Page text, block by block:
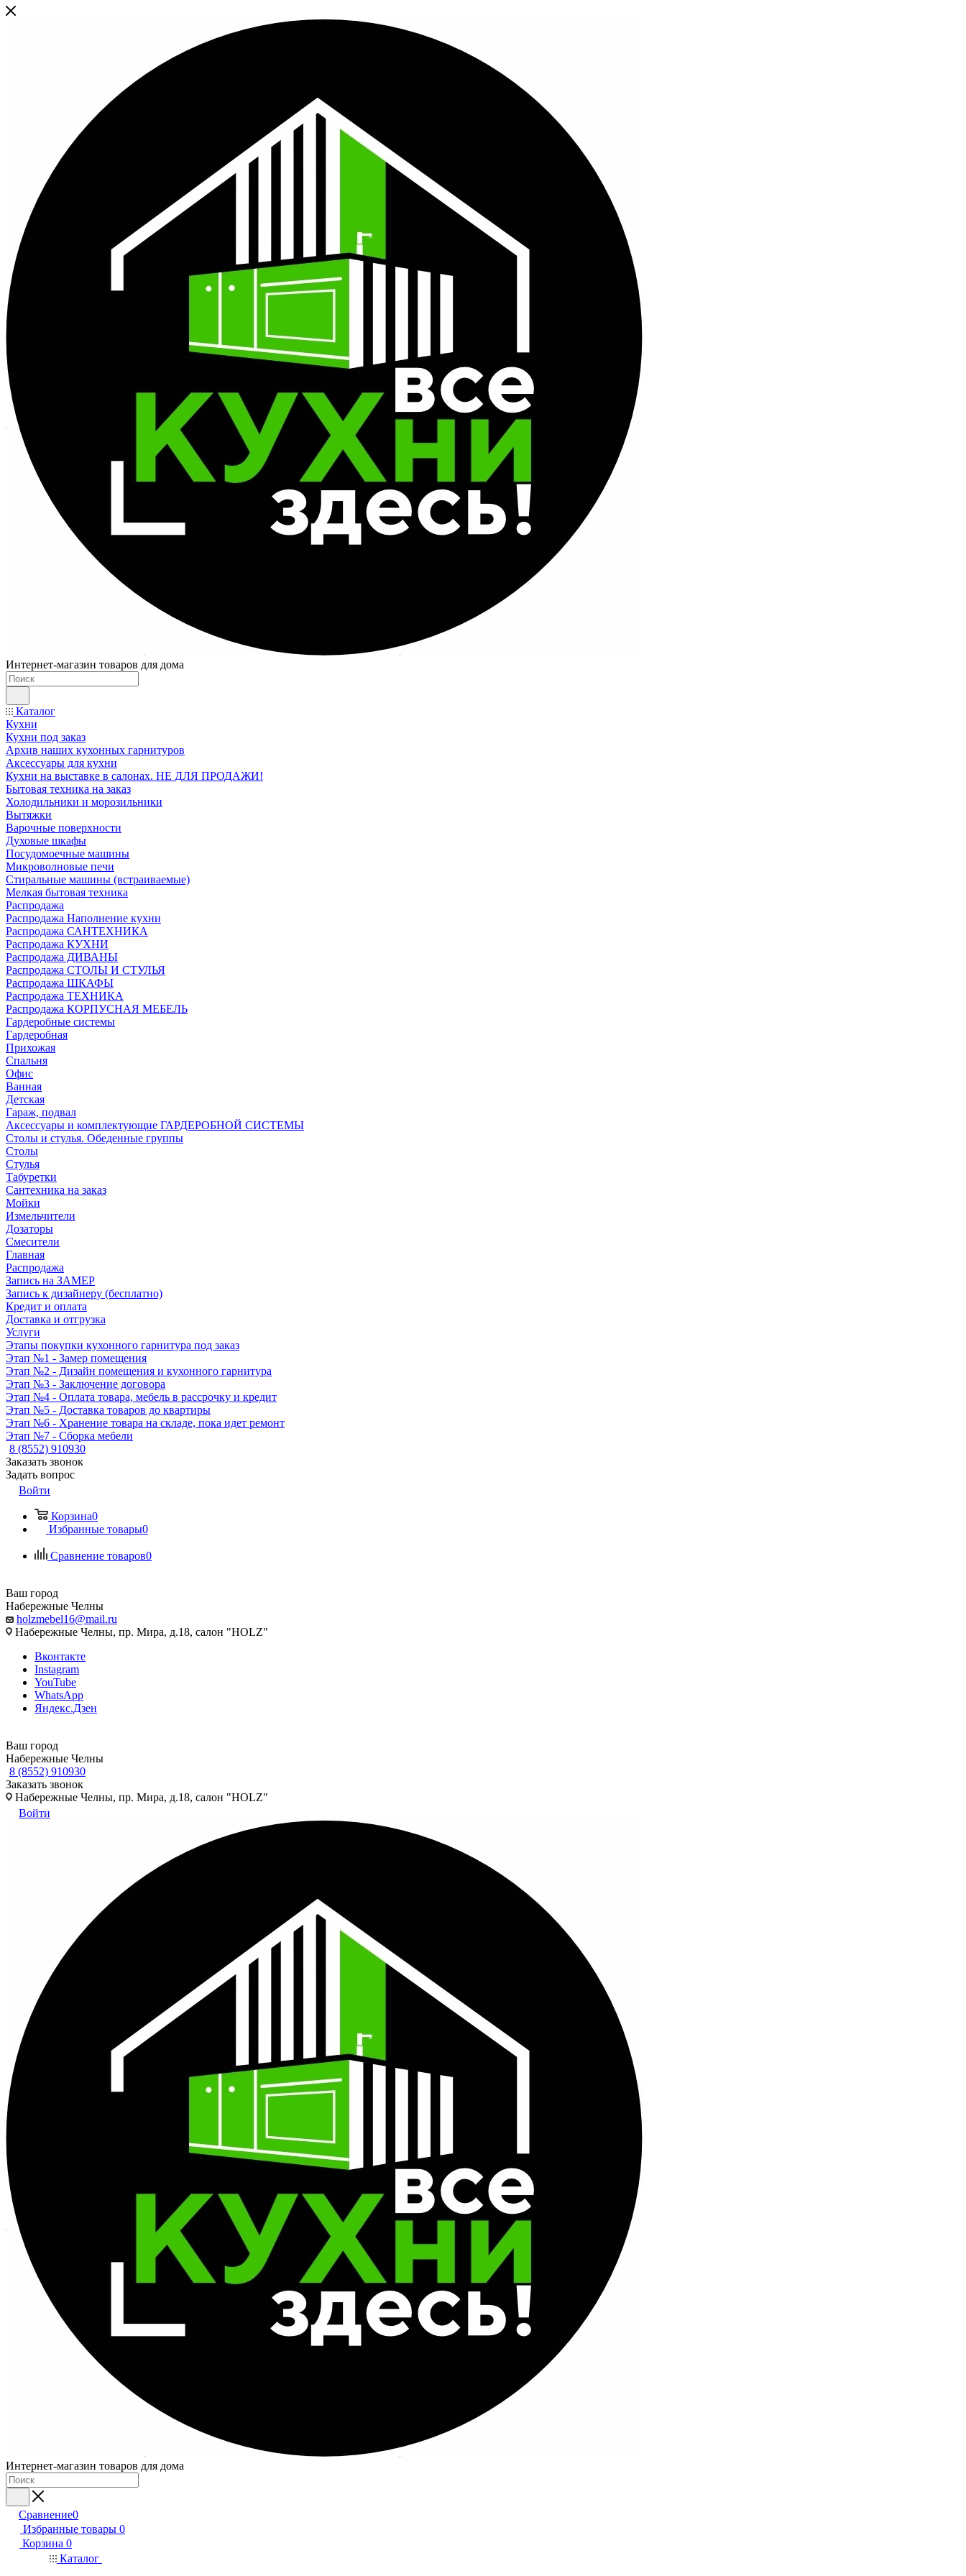
Интернет-магазин товаров для дома
Каталог
Кухни
Кухни под заказ
Архив наших кухонных гарнитуров
Аксессуары для кухни
Кухни на выставке в салонах. НЕ ДЛЯ ПРОДАЖИ!
Бытовая техника на заказ
Холодильники и морозильники
Вытяжки
Варочные поверхности
Духовые шкафы
Посудомоечные машины
Микроволновые печи
Стиральные машины (встраиваемые)
Мелкая бытовая техника
Распродажа
Распродажа Наполнение кухни
Распродажа САНТЕХНИКА
Распродажа КУХНИ
Распродажа ДИВАНЫ
Распродажа СТОЛЫ И СТУЛЬЯ
Распродажа ШКАФЫ
Распродажа ТЕХНИКА
Распродажа КОРПУСНАЯ МЕБЕЛЬ
Гардеробные системы
Гардеробная
Прихожая
Спальня
Офис
Ванная
Детская
Гараж, подвал
Аксессуары и комплектующие ГАРДЕРОБНОЙ СИСТЕМЫ
Столы и стулья. Обеденные группы
Столы
Стулья
Табуретки
Сантехника на заказ
Мойки
Измельчители
Дозаторы
Смесители
Главная
Распродажа
Запись на ЗАМЕР
Запись к дизайнеру (бесплатно)
Кредит и оплата
Доставка и отгрузка
Услуги
Этапы покупки кухонного гарнитура под заказ
Этап №1 - Замер помещения
Этап №2 - Дизайн помещения и кухонного гарнитура
Этап №3 - Заключение договора
Этап №4 - Оплата товара, мебель в рассрочку и кредит
Этап №5 - Доставка товаров до квартиры
Этап №6 - Хранение товара на складе, пока идет ремонт
Этап №7 - Сборка мебели
8 (8552) 910930
Заказать звонок
Задать вопрос
Войти
Корзина0
Избранные товары0
Сравнение товаров0
Ваш город
Набережные Челны
holzmebel16@mail.ru
Набережные Челны, пр. Мира, д.18, салон "HOLZ"
Вконтакте
Instagram
YouTube
WhatsApp
Яндекс.Дзен
Ваш город
Набережные Челны
8 (8552) 910930
Заказать звонок
Набережные Челны, пр. Мира, д.18, салон "HOLZ"
Войти
Интернет-магазин товаров для дома
Сравнение0
Избранные товары 0
Корзина 0
Каталог